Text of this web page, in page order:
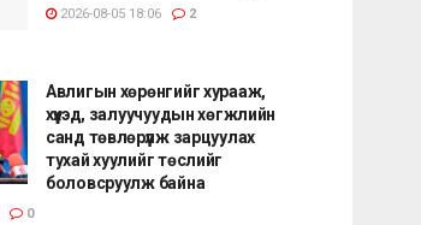
2026-08-05 18:06 2
Авлигын хөрөнгийг хурааж,
хүүхэд, залуучуудын хөгжлийн
санд төвлөрүүлж зарцуулах
тухай хуулийг төслийг
боловсруулж байна
0